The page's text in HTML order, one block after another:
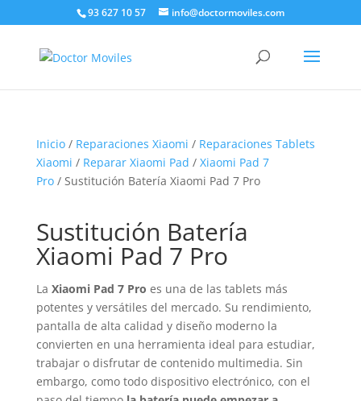
93 627 10 57 info@doctormoviles.com
Inicio/ Reparaciones Xiaomi / Reparaciones Tablets
Xiaomi / Reparar Xiaomi Pad / Xiaomi Pad 7
Pro/ Sustitución Batería Xiaomi Pad 7 Pro
Sustitución Batería
Xiaomi Pad 7 Pro
La Xiaomi Pad 7 Pro es una de las tablets más
potentes y versátiles del mercado. Su rendimiento,
pantalla de alta calidad y diseño moderno la
convierten en una herramienta ideal para estudiar,
trabajar o disfrutar de contenido multimedia. Sin
embargo, como todo dispositivo electrónico, con el